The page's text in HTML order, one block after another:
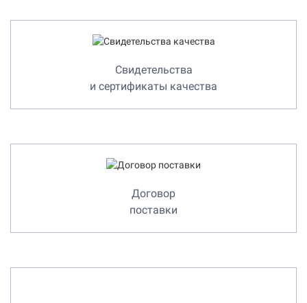
Свидетельства
и сертификаты качества
Договор
поставки